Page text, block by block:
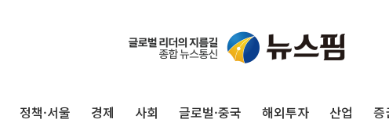
정책·서울 경제 사회 글로벌·중국 해외투자 산업 증
10월 보완수사권 폐지·공소청 출범…피해자들 '범죄
한상협, 업계 개인정보 보안 새판 짠다…'자율규제단